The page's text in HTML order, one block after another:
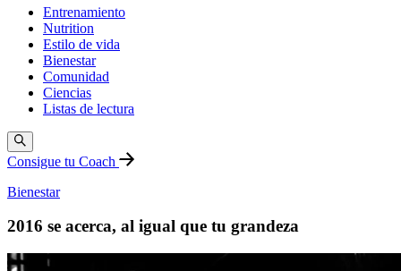
Entrenamiento
Nutrition
Estilo de vida
Bienestar
Comunidad
Ciencias
Listas de lectura
Consigue tu Coach
Bienestar
2016 se acerca, al igual que tu grandeza